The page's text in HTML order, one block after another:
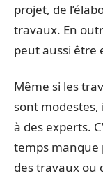
projet, de
travaux. En
peut aussi être
Même si les
sont
à des experts.
temps manque
des travaux ou